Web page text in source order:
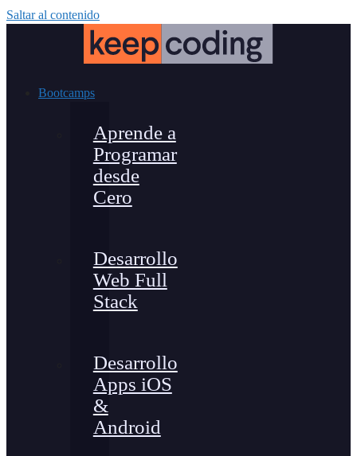
Saltar al contenido
Bootcamps
Aprende a
Programar
desde
Cero
Desarrollo
Web Full
Stack
Desarrollo
Apps iOS
&
Android